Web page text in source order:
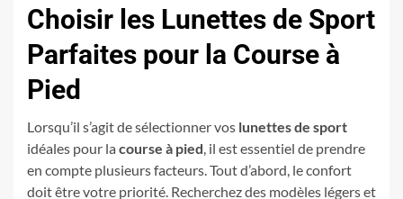
Choisir les Lunettes de Sport
Parfaites pour la Course à
Pied
Lorsqu’il s’agit de sélectionner vos lunettes de sport
idéales pour la course à pied, il est essentiel de prendre
en compte plusieurs facteurs. Tout d’abord, le confort
doit être votre priorité. Recherchez des modèles légers et